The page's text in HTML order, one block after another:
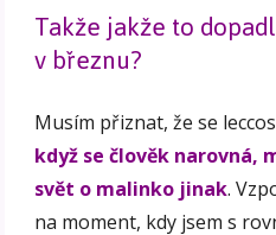
Takže jakže to
v březnu?
Musím přiznat, že se
když se člověk narovná,
svět o malinko jinak.
na moment, kdy jsem s